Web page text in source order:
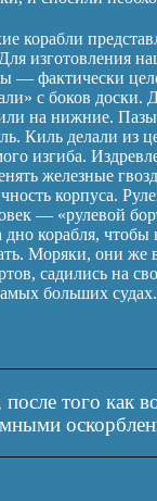
корабли
изготовления
— фактически
с боков доски.
на нижние.
Киль делали из
изгиба.
железные
корпуса.
— «рулевой
корабля, чтобы
Моряки, они
садились на
больших судах.
того как